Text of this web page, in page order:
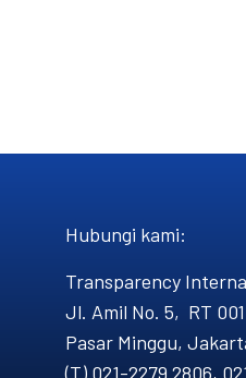
Hubungi kami​:
Transparency
Jl. Amil No. 5, RT
Pasar Minggu,
(T) 021-2279 2806,